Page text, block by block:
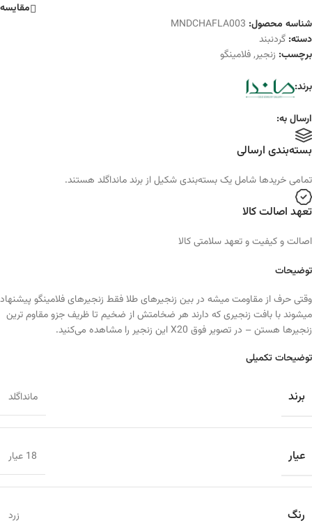
مقایسه
شناسه محصول: MNDCHAFLA003
دسته: گردنبند
برچسب: زنجیر,فلامینگو
برند:
ارسال به:
بسته‌بندی ارسالی
تمامی خرید‌ها شامل یک بسته‌بندی شکیل از برند مانداگلد هستند.
تعهد اصالت کالا
اصالت و کیفیت و تعهد سلامتی کالا
توضیحات
وقتی حرف از مقاومت میشه در بین زنجیرهای طلا فقط زنجیرهای فلامینگو پیشنهاد
میشوند با بافت زنجیری که دارند هر ضخامتش از ضخیم تا ظریف جزو مقاوم ترین
زنجیرها هستن – در تصویر فوق X20 این زنجیر را مشاهده می‌کنید.
توضیحات تکمیلی
برند مانداگلد
عیار 18 عیار
رنگ زرد